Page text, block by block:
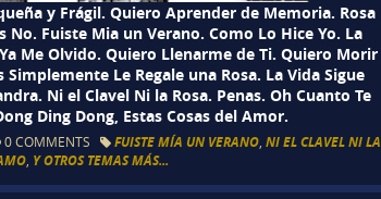
y Frágil. Quiero Aprender de Memoria. Rosa
No. Fuiste Mia un Verano. Como Lo Hice Yo. La
Me Olvido. Quiero Llenarme de Ti. Quiero Morir
Le Regale una Rosa. La Vida Sigue
Ni el Clavel Ni la Rosa. Penas. Oh Cuanto Te
Ding Dong, Estas Cosas del Amor.
0 COMMENTS FUISTE MÍA UN VERANO,NI EL CLAVEL NI LA
, Y OTROS TEMAS MÁS...